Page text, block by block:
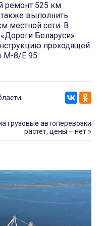
ремонт 525 км
выполнить
местной сети. В
Беларуси»
проходящей
М-8/Е 95.
грузовые автоперевозки
растет, цены – нет »